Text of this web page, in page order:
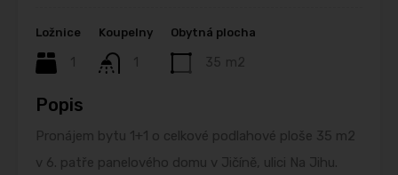
Ložnice Koupelny Obytná plocha
35 m2
Popis
Pronájem bytu 1+1 o celkové podlahové ploše 35 m2
v 6. patře panelového domu v Jičíně, ulici Na Jihu.